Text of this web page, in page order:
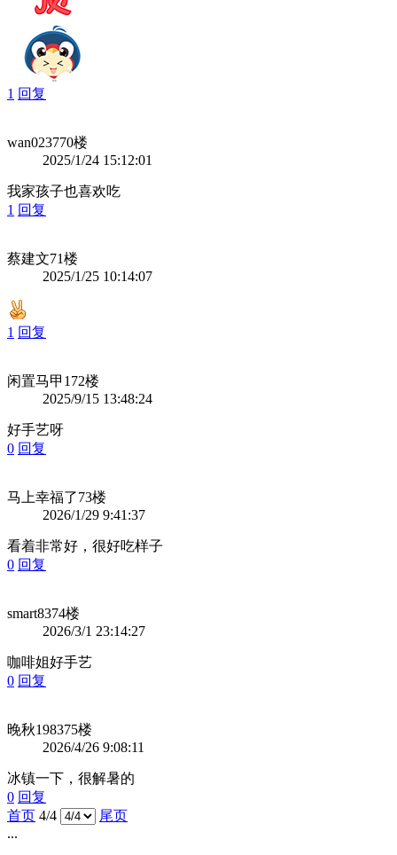
1 回复
wan023770楼
2025/1/24 15:12:01
我家孩子也喜欢吃
1 回复
蔡建文71楼
2025/1/25 10:14:07
1 回复
闲置马甲1 72楼
2025/9/15 13:48:24
好手艺呀
0 回复
马上幸福了73楼
2026/1/29 9:41:37
看着非常好，很好吃样子
0 回复
smart8374楼
2026/3/1 23:14:27
咖啡姐好手艺
0 回复
晚秋198375楼
2026/4/26 9:08:11
冰镇一下，很解暑的
0 回复
首页 4/4
尾页
...